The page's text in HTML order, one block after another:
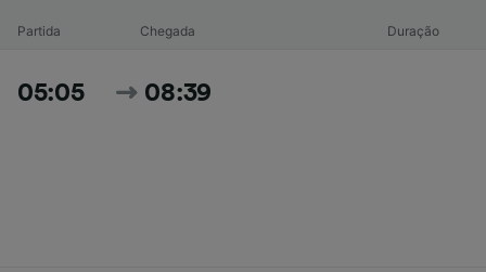
Partida Chegada Duração
05:05 08:39